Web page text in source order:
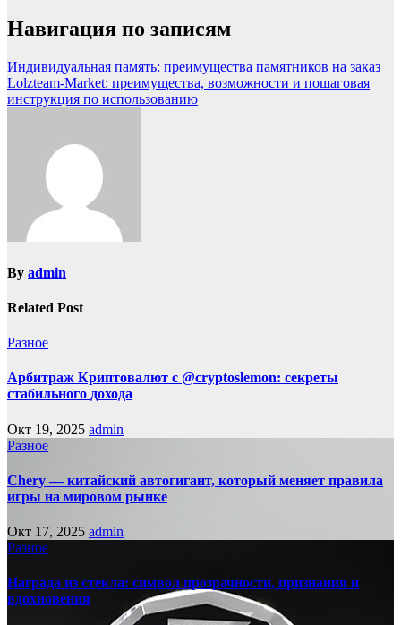
Навигация по записям
Индивидуальная память: преимущества памятников на заказ
Lolzteam-Market: преимущества, возможности и пошаговая
инструкция по использованию
By admin
Related Post
Разное
Арбитраж Криптовалют с @cryptoslemon: секреты
стабильного дохода
Окт 19, 2025 admin
Разное
Chery — китайский автогигант, который меняет правила
игры на мировом рынке
Окт 17, 2025 admin
Разное
Награда из стекла: символ прозрачности, признания и
вдохновения